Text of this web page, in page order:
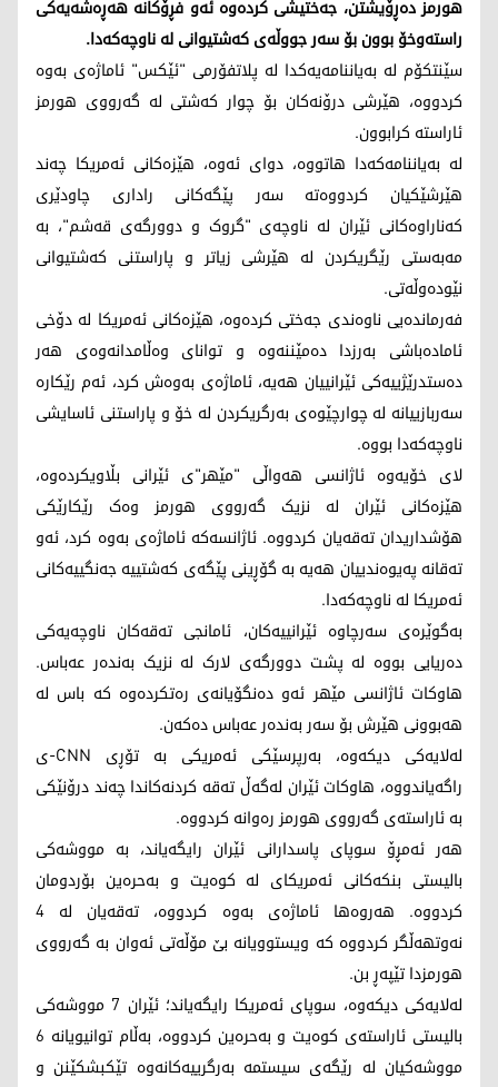
هورمز دەڕۆیشتن، جەختیشی کردەوە ئەو فڕۆکانە هەڕەشەیەکی
راستەوخۆ بوون بۆ سەر جووڵەی کەشتیوانی لە ناوچەکەدا.
سێنتکۆم لە بەیاننامەیەکدا لە پلاتفۆرمی "ئێکس" ئاماژەی بەوە
کردووە، هێرشی درۆنەکان بۆ چوار کەشتی لە گەرووی هورمز
ئاراستە کرابوون.
لە بەیاننامەکەدا هاتووە، دوای ئەوە، هێزەکانی ئەمریکا چەند
هێرشێکیان کردووەتە سەر پێگەکانی راداری چاودێری
کەناراوەکانی ئێران لە ناوچەی "گروک و دوورگەی قەشم"، بە
مەبەستی رێگریکردن لە هێرشی زیاتر و پاراستنی کەشتیوانی
نێودەوڵەتی.
فەرماندەیی ناوەندی جەختی کردەوە، هێزەکانی ئەمریکا لە دۆخی
ئامادەباشی بەرزدا دەمێننەوە و توانای وەڵامدانەوەی هەر
دەستدرێژییەکی ئێرانییان هەیە، ئاماژەی بەوەش کرد، ئەم رێکارە
سەربازییانە لە چوارچێوەی بەرگریکردن لە خۆ و پاراستنی ئاسایشی
ناوچەکەدا بووە.
لای خۆیەوە ئاژانسی هەواڵی "مێهر"ی ئێرانی بڵاویکردەوە،
هێزەکانی ئێران لە نزیک گەرووی هورمز وەک رێکارێکی
هۆشداریدان تەقەیان کردووە. ئاژانسەکە ئاماژەی بەوە کرد، ئەو
تەقانە پەیوەندییان هەیە بە گۆڕینی پێگەی کەشتییە جەنگییەکانی
ئەمریکا لە ناوچەکەدا.
بەگوێرەی سەرچاوە ئێرانییەکان، ئامانجی تەقەکان ناوچەیەکی
دەریایی بووە لە پشت دوورگەی لارک لە نزیک بەندەر عەباس.
هاوکات ئاژانسی مێهر ئەو دەنگۆیانەی رەتکردەوە کە باس لە
هەبوونی هێرش بۆ سەر بەندەر عەباس دەکەن.
لەلایەکی دیکەوە، بەرپرسێکی ئەمریکی بە تۆڕی CNN-ی
راگەیاندووە، هاوکات ئێران لەگەڵ تەقە کردنەکاندا چەند درۆنێکی
بە ئاراستەی گەرووی هورمز رەوانە کردووە.
هەر ئەمڕۆ سوپای پاسدارانی ئێران رایگەیاند، بە مووشەکی
بالیستی بنکەکانی ئەمریکای لە کوەیت و بەحرەین بۆردومان
کردووە. هەروەها ئاماژەی بەوە کردووە، تەقەیان لە 4
نەوتهەڵگر کردووە کە ویستوویانە بێ مۆڵەتی ئەوان بە گەرووی
هورمزدا تێپەڕ بن.
لەلایەکی دیکەوە، سوپای ئەمریکا رایگەیاند؛ ئێران 7 مووشەکی
بالیستی ئاراستەی کوەیت و بەحرەین کردووە، بەڵام توانیویانە 6
مووشەکیان لە رێگەی سیستمە بەرگرییەکانەوە تێکبشکێنن و